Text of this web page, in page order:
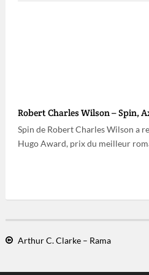
Robert Charles Wilson – Spin,
Spin de Robert Charles Wilson a
Hugo Award, prix du meilleur
Arthur C. Clarke – Rama